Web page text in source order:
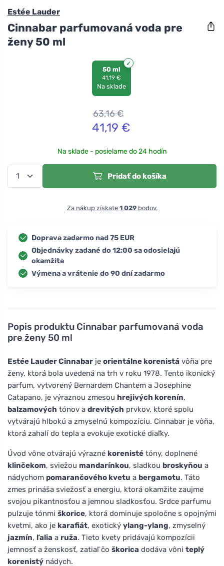
Popis produktu Cinnabar parfumovaná voda
pre ženy 50 ml
Estée Lauder Cinnabar je orientálne korenistá vôňa pre
ženy, ktorá bola uvedená na trh v roku 1978. Tento ikonický
parfum, vytvorený Bernardem Chantem a Josephine
Catapano, je výraznou zmesou hrejivých korenín,
balzamových tónov a drevitých prvkov, ktoré spolu
vytvárajú hlbokú a zmyselnú kompozíciu. Cinnabar je vôňa,
ktorá zahalí do tepla a evokuje exotické diaľky.
Úvod vône otvárajú výrazné korenisté tóny, doplnené
klinčekom, sviežou mandarínkou, sladkou broskyňou a
nádychom pomarančového kvetu a bergamotu. Táto
zmes prináša sviežosť a energiu, ktorá okamžite zaujme
svojou pikantnosťou a jemnou sladkosťou. Srdce parfumu
pulzuje tónmi škorice, ktorá dominuje spoločne s opojnými
kvetmi, ako je karafiát, exotický ylang-ylang, zmyselný
jazmín, ľalia a ruža. Tieto kvety pridávajú kompozícii
jemnosť a ženskosť, zatiaľ čo škorica dodáva vôni teplý
korenistý nádych.
Estée Lauder
Cinnabar parfumovaná voda pre
ženy 50 ml
50 ml
41,19 €
Na sklade
63,16€
41,19 €
Na sklade - posielame do 24 hodín
Pridať do košíka
Za nákup získate 1 029bodov.
Doprava zadarmo nad 75 EUR
Objednávky zadané do 12:00 sa odosielajú
okamžite
Výmena a vrátenie do 90 dní zadarmo